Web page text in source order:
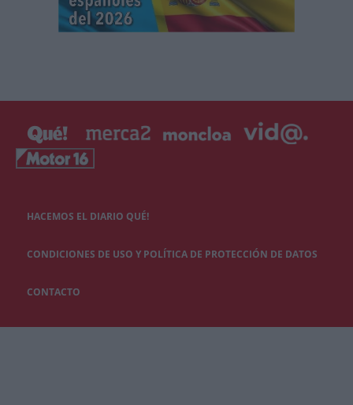
HACEMOS EL DIARIO QUÉ!
CONDICIONES DE USO Y POLÍTICA DE PROTECCIÓN DE DATOS
CONTACTO